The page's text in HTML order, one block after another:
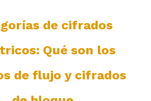
de cifrados
Qué son los
de flujo y cifrados